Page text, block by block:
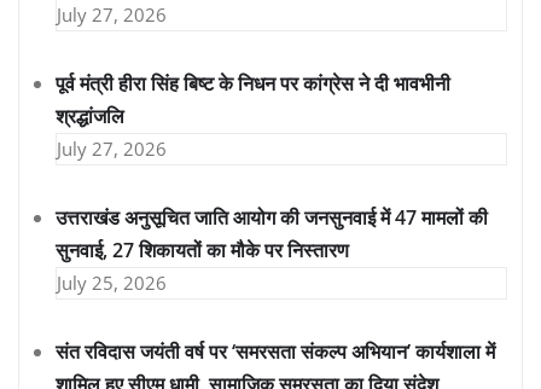
July 27, 2026
पूर्व मंत्री हीरा सिंह बिष्ट के निधन पर कांग्रेस ने दी भावभीनी
श्रद्धांजलि
July 27, 2026
उत्तराखंड अनुसूचित जाति आयोग की जनसुनवाई में 47 मामलों की
सुनवाई, 27 शिकायतों का मौके पर निस्तारण
July 25, 2026
संत रविदास जयंती वर्ष पर ‘समरसता संकल्प अभियान’ कार्यशाला में